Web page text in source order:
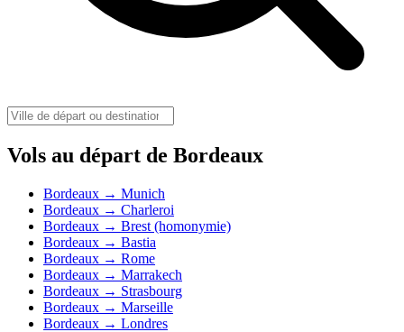
Vols au départ de Bordeaux
Bordeaux → Munich
Bordeaux → Charleroi
Bordeaux → Brest (homonymie)
Bordeaux → Bastia
Bordeaux → Rome
Bordeaux → Marrakech
Bordeaux → Strasbourg
Bordeaux → Marseille
Bordeaux → Londres